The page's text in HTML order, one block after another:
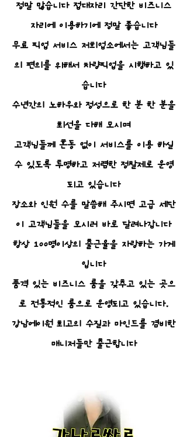
정말 많습니다 접대자리 간단한 비즈니스
자리에 이용하기에 정말 좋습니다
무료 픽업 서비스 저희업소에서는 고객님들
의 편의를 위해서 차량픽업을 시행하고 있
습니다
수년간의 노하우와 정성으로 한 분 한 분을
최선을 다해 모시며
고객님들께 혼동 없이 서비스를 이용 하실
수 있도록 투명하고 저렴한 정찰제로 운영
되고 있습니다
장소와 인원 수를 말씀해 주시면 고급 세단
이 고객님들을 모시러 바로 달려나갑니다
항상 100명이상의 출근율을 자랑하는 가게
입니다
품격 있는 비즈니스 룸을 갖추고 있는 곳으
로 전통적인 룸으로 운영되고 있습니다.
강남에이원 최고의 수질과 마인드를 겸비한
매니저들만 출근합니다